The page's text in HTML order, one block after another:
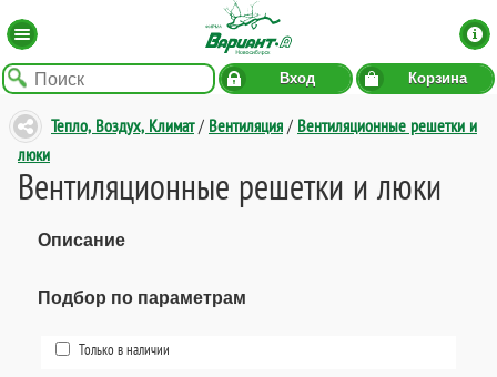
Вход Корзина
Тепло, Воздух, Климат/ Вентиляция / Вентиляционные решетки и
люки
Вентиляционные решетки и люки
Описание
Подбор по параметрам
Только в наличии